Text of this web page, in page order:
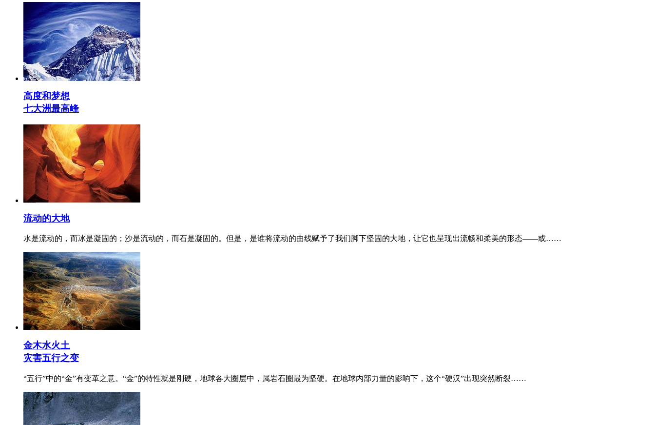
高度和梦想
七大洲最高峰
流动的大地
水是流动的，而冰是凝固的；沙是流动的，而石是凝固的。但是，是谁将流动的曲线赋予了我们脚下坚固的大地，让它也呈现出流畅和柔美的形态——或……
金木水火土
灾害五行之变
“五行”中的“金”有变革之意。“金”的特性就是刚硬，地球各大圈层中，属岩石圈最为坚硬。在地球内部力量的影响下，这个“硬汉”出现突然断裂……